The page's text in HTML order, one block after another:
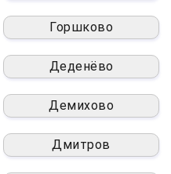
Горшково
Деденёво
Демихово
Дмитров